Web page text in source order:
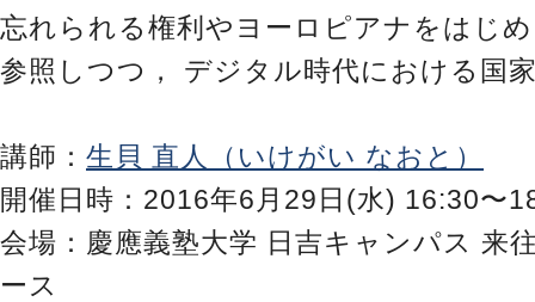
忘れられる権利やヨーロピアナをはじ
参照しつつ， デジタル時代における国
講師： 生貝 直人（いけがい なおと）
開催日時：2016年6月29日(水) 16:30〜
会場：慶應義塾大学 日吉キャンパス 来
ース